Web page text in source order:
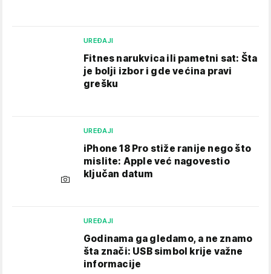
UREĐAJI
Fitnes narukvica ili pametni sat: Šta
je bolji izbor i gde većina pravi
grešku
UREĐAJI
iPhone 18 Pro stiže ranije nego što
mislite: Apple već nagovestio
ključan datum
UREĐAJI
Godinama ga gledamo, a ne znamo
šta znači: USB simbol krije važne
informacije